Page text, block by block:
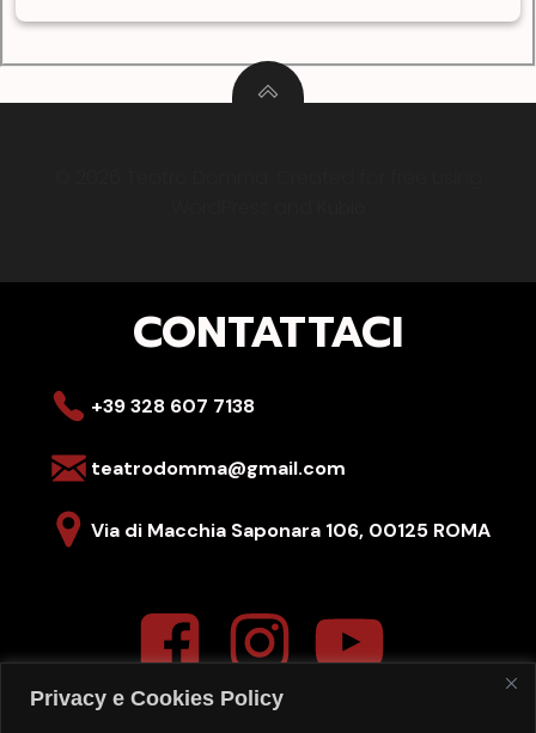
Privacy e Cookies Policy
CONTATTACI
+39 328 607 7138
teatrodomma@gmail.com
Via di Macchia Saponara 106, 00125 ROMA